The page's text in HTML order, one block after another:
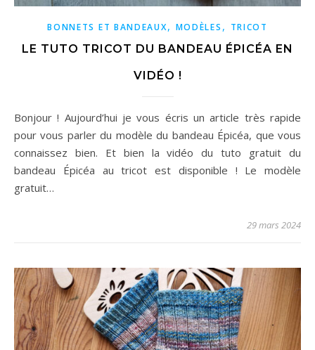
BONNETS ET BANDEAUX, MODÈLES , TRICOT
LE TUTO TRICOT DU BANDEAU ÉPICÉA EN
VIDÉO !
Bonjour ! Aujourd’hui je vous écris un article très rapide
pour vous parler du modèle du bandeau Épicéa, que vous
connaissez bien. Et bien la vidéo du tuto gratuit du
bandeau Épicéa au tricot est disponible ! Le modèle
gratuit…
29 mars 2024